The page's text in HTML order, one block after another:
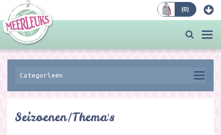
(0)
Categorieën
Seizoenen/Thema's